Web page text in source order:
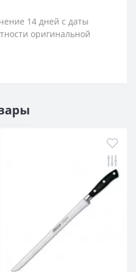
14 дней с даты
оригинальной